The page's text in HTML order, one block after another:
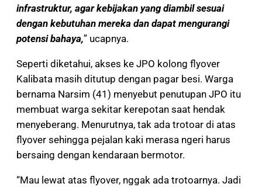
infrastruktur, agar kebijakan yang diambil sesuai
dengan kebutuhan mereka dan dapat mengurangi
potensi bahaya,” ucapnya.
Seperti diketahui, akses ke JPO kolong flyover
Kalibata masih ditutup dengan pagar besi. Warga
bernama Narsim (41) menyebut penutupan JPO itu
membuat warga sekitar kerepotan saat hendak
menyeberang. Menurutnya, tak ada trotoar di atas
flyover sehingga pejalan kaki merasa ngeri harus
bersaing dengan kendaraan bermotor.
“Mau lewat atas flyover, nggak ada trotoarnya. Jadi